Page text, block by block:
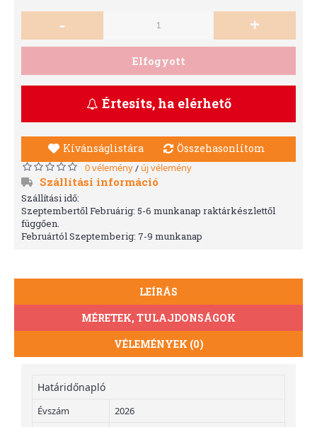
- +
Elfogyott
Értesíts, ha elérhető
Kívánságlistára Összehasonlítom
0 vélemény/ új vélemény
Szállítási információ
Szállítási idő:
Szeptembertől Februárig: 5-6 munkanap raktárkészlettől
függően.
Februártól Szeptemberig: 7-9 munkanap
LEÍRÁS
MÉRETEK, TULAJDONSÁGOK
VÉLEMÉNYEK (0)
Határidőnapló
Évszám
2026